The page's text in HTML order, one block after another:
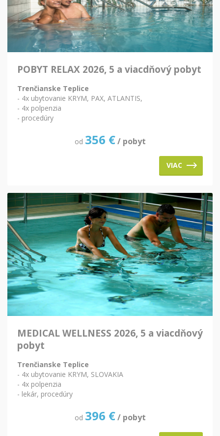
POBYT RELAX 2026, 5 a viacdňový pobyt
Trenčianske Teplice
- 4x ubytovanie KRYM, PAX, ATLANTIS,
- 4x polpenzia
- procedúry
od 356 € / pobyt
VIAC
MEDICAL WELLNESS 2026, 5 a viacdňový
pobyt
Trenčianske Teplice
- 4x ubytovanie KRYM, SLOVAKIA
- 4x polpenzia
- lekár, procedúry
od 396 € / pobyt